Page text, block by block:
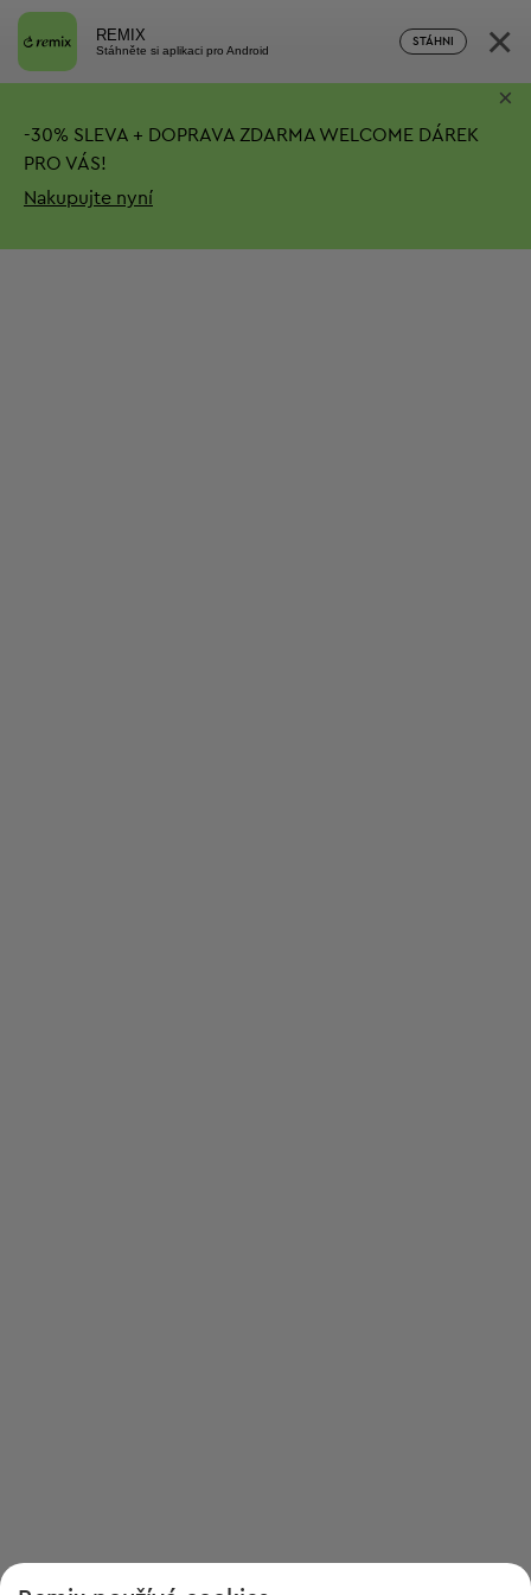
REMIX
Stáhněte si aplikaci pro Android
STÁHNI ×
-30% SLEVA + DOPRAVA ZDARMA WELCOME DÁREK
PRO VÁS!
Nakupujte nyní
×